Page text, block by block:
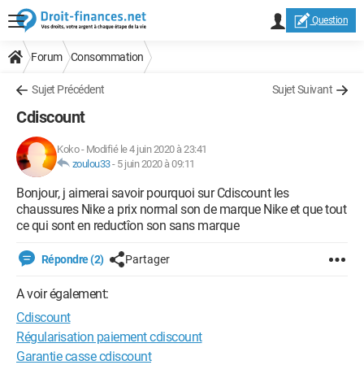
Question
Forum Consommation
Sujet Précédent Sujet Suivant
Cdiscount
Koko- Modifié le 4 juin 2020 à 23:41
zoulou33- 5 juin 2020 à 09:11
Bonjour, j aimerai savoir pourquoi sur Cdiscount les
chaussures Nike a prix normal son de marque Nike et que tout
ce qui sont en reductîon son sans marque
Répondre (2) Partager
A voir également:
Cdiscount
Régularisation paiement cdiscount
Garantie casse cdiscount